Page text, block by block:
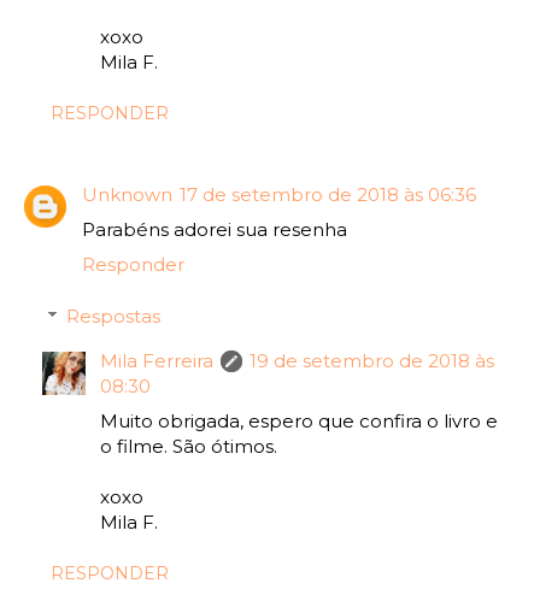
xoxo
Mila F.
RESPONDER
Unknown 17 de setembro de 2018 às 06:36
Parabéns adorei sua resenha
Responder
Respostas
Mila Ferreira
19 de setembro de 2018 às
08:30
Muito obrigada, espero que confira o livro e
o filme. São ótimos.
xoxo
Mila F.
RESPONDER